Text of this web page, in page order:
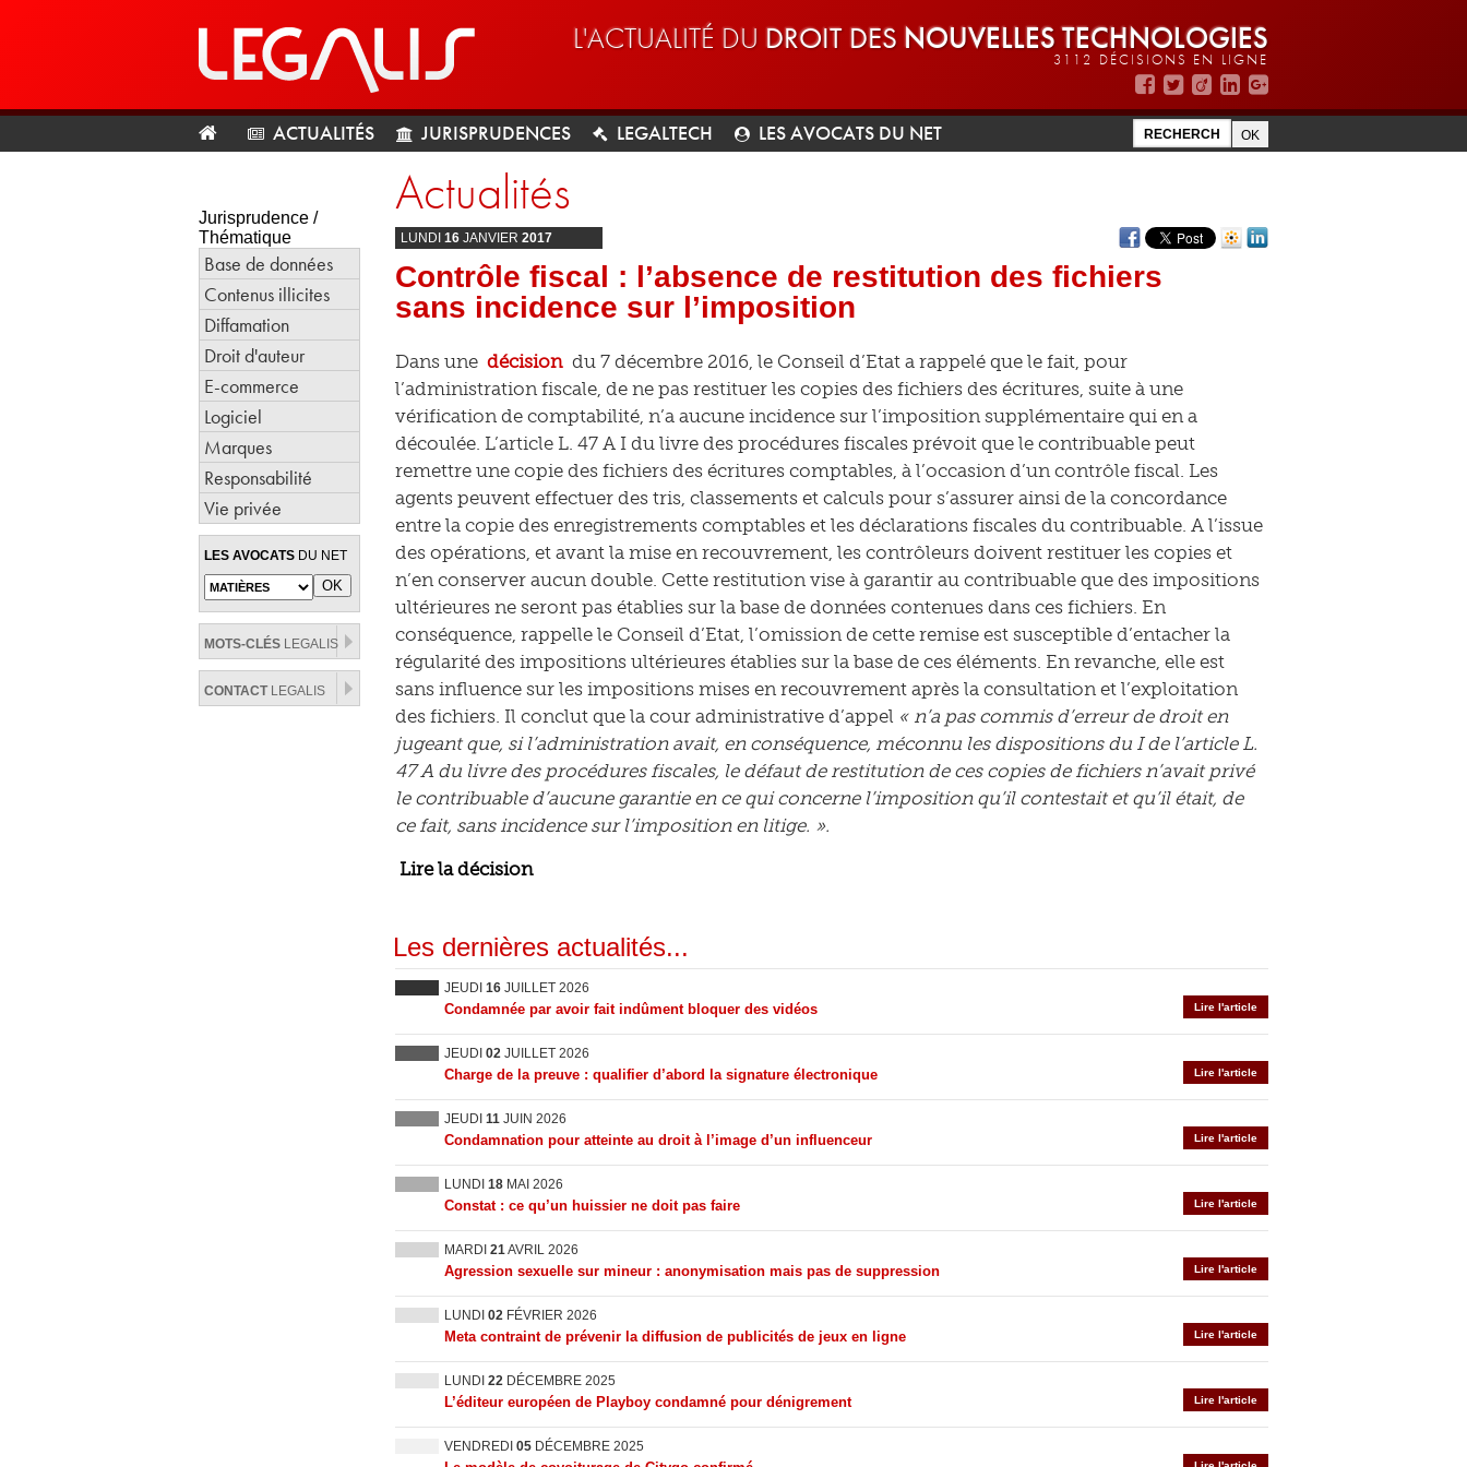
L'ACTUALITÉ DU DROIT DES NOUVELLES TECHNOLOGIES
3112 DÉCISIONS EN LIGNE
ACTUALITÉS JURISPRUDENCES LEGALTECH LES AVOCATS DU NET
Jurisprudence /
Thématique
Base de données
Contenus illicites
Diffamation
Droit d'auteur
E-commerce
Logiciel
Marques
Responsabilité
Vie privée
LES AVOCATS DU NET
MOTS-CLÉS LEGALIS
CONTACTLEGALIS
Actualités
LUNDI 16 JANVIER 2017
Contrôle fiscal : l’absence de restitution des fichiers
sans incidence sur l’imposition
Dans une décision du 7 décembre 2016, le Conseil d’Etat a rappelé que le fait, pour
l’administration fiscale, de ne pas restituer les copies des fichiers des écritures, suite à une
vérification de comptabilité, n’a aucune incidence sur l’imposition supplémentaire qui en a
découlée. L’article L. 47 A I du livre des procédures fiscales prévoit que le contribuable peut
remettre une copie des fichiers des écritures comptables, à l’occasion d’un contrôle fiscal. Les
agents peuvent effectuer des tris, classements et calculs pour s’assurer ainsi de la concordance
entre la copie des enregistrements comptables et les déclarations fiscales du contribuable. A l’issue
des opérations, et avant la mise en recouvrement, les contrôleurs doivent restituer les copies et
n’en conserver aucun double. Cette restitution vise à garantir au contribuable que des impositions
ultérieures ne seront pas établies sur la base de données contenues dans ces fichiers. En
conséquence, rappelle le Conseil d’Etat, l’omission de cette remise est susceptible d’entacher la
régularité des impositions ultérieures établies sur la base de ces éléments. En revanche, elle est
sans influence sur les impositions mises en recouvrement après la consultation et l’exploitation
des fichiers. Il conclut que la cour administrative d’appel « n’a pas commis d’erreur de droit en
jugeant que, si l’administration avait, en conséquence, méconnu les dispositions du I de l’article L.
47 A du livre des procédures fiscales, le défaut de restitution de ces copies de fichiers n’avait privé
le contribuable d’aucune garantie en ce qui concerne l’imposition qu’il contestait et qu’il était, de
ce fait, sans incidence sur l’imposition en litige. ».
Lire la décision
Les dernières actualités...
JEUDI 16 JUILLET 2026
Lire l'article
Condamnée par avoir fait indûment bloquer des vidéos
JEUDI 02 JUILLET 2026
Lire l'article
Charge de la preuve : qualifier d’abord la signature électronique
JEUDI 11 JUIN 2026
Lire l'article
Condamnation pour atteinte au droit à l’image d’un influenceur
LUNDI 18 MAI 2026
Lire l'article
Constat : ce qu’un huissier ne doit pas faire
MARDI 21AVRIL 2026
Lire l'article
Agression sexuelle sur mineur : anonymisation mais pas de suppression
LUNDI 02 FÉVRIER 2026
Lire l'article
Meta contraint de prévenir la diffusion de publicités de jeux en ligne
LUNDI 22 DÉCEMBRE 2025
Lire l'article
L’éditeur européen de Playboy condamné pour dénigrement
VENDREDI 05 DÉCEMBRE 2025